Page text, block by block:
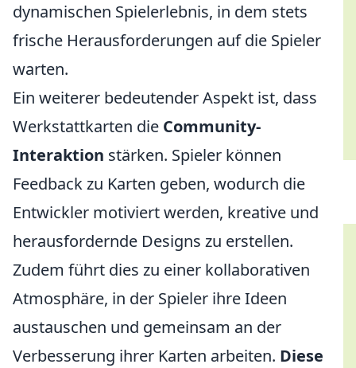
dynamischen Spielerlebnis, in dem stets
frische Herausforderungen auf die Spieler
warten.
Ein weiterer bedeutender Aspekt ist, dass
Werkstattkarten die Community-
Interaktion stärken. Spieler können
Feedback zu Karten geben, wodurch die
Entwickler motiviert werden, kreative und
herausfordernde Designs zu erstellen.
Zudem führt dies zu einer kollaborativen
Atmosphäre, in der Spieler ihre Ideen
austauschen und gemeinsam an der
Verbesserung ihrer Karten arbeiten. Diese